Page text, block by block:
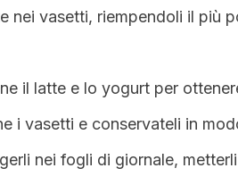
nei vasetti, riempendoli il più
il latte e lo yogurt per
i vasetti e conservateli in
nei fogli di giornale,